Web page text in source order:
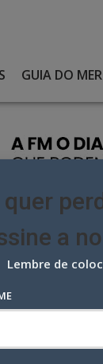
GUIA DO
PARA
quer
a
Lembre de